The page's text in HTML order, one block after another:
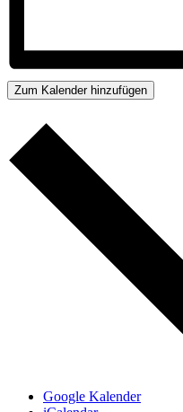
Zum Kalender hinzufügen
Google Kalender